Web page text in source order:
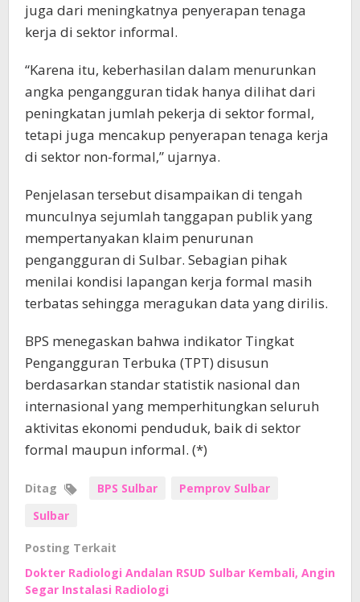
juga dari meningkatnya penyerapan tenaga
kerja di sektor informal.
“Karena itu, keberhasilan dalam menurunkan
angka pengangguran tidak hanya dilihat dari
peningkatan jumlah pekerja di sektor formal,
tetapi juga mencakup penyerapan tenaga kerja
di sektor non-formal,” ujarnya.
Penjelasan tersebut disampaikan di tengah
munculnya sejumlah tanggapan publik yang
mempertanyakan klaim penurunan
pengangguran di Sulbar. Sebagian pihak
menilai kondisi lapangan kerja formal masih
terbatas sehingga meragukan data yang dirilis.
BPS menegaskan bahwa indikator Tingkat
Pengangguran Terbuka (TPT) disusun
berdasarkan standar statistik nasional dan
internasional yang memperhitungkan seluruh
aktivitas ekonomi penduduk, baik di sektor
formal maupun informal. (*)
Ditag BPS Sulbar
Pemprov Sulbar
Sulbar
Posting Terkait
Dokter Radiologi Andalan RSUD Sulbar Kembali, Angin
Segar Instalasi Radiologi